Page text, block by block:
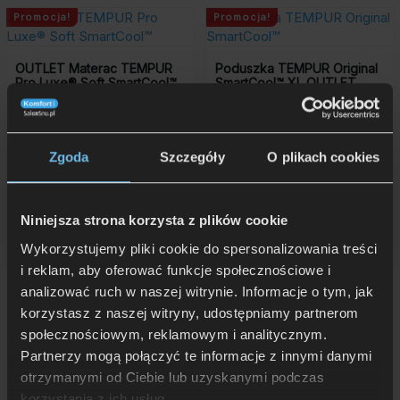
Zgoda Szczegóły O plikach cookies
Niniejsza strona korzysta z plików cookie
Wykorzystujemy pliki cookie do spersonalizowania treści
i reklam, aby oferować funkcje społecznościowe i
analizować ruch w naszej witrynie. Informacje o tym, jak
korzystasz z naszej witryny, udostępniamy partnerom
społecznościowym, reklamowym i analitycznym.
Partnerzy mogą połączyć te informacje z innymi danymi
otrzymanymi od Ciebie lub uzyskanymi podczas
Promocja!
OUTLET Materac TEMPUR
Pro Luxe® Soft SmartCool™
160×200 cm
17 724 zł
Pierwotna
cena
wynosiła:
17
724
12 400 zł
Aktualna
cena
wynosi:
12
400
-5 324 zł
Rata 0% już od: 1 240 zł
Promocja!
Poduszka TEMPUR Original
SmartCool™ XL OUTLET
cena
wynosiła:
844
zł.
590 zł
cena
wynosi:
590
zł.
-254 zł
Rata 0% już od: 59 zł
Inne produktyTempur: